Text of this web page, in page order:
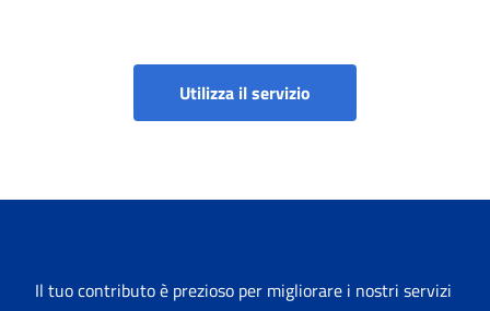
Utilizza il servizio
Il tuo contributo è prezioso per migliorare i nostri servizi